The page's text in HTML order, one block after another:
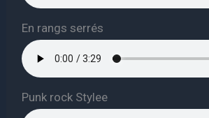
En rangs serrés
Punk rock Stylee